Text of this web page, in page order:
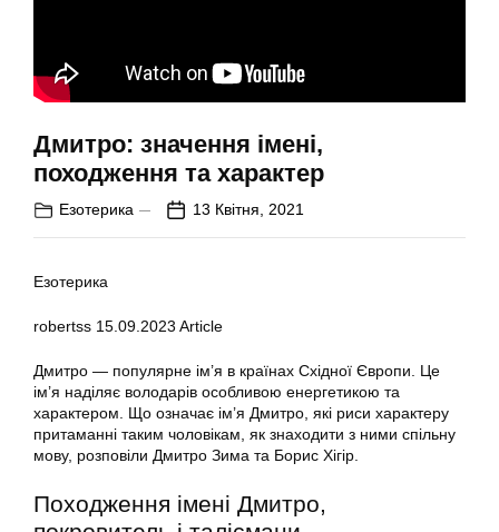
Дмитро: значення імені,
походження та характер
Езотерика 13 Квітня, 2021
Езотерика
robertss 15.09.2023 Article
Дмитро — популярне ім’я в країнах Східної Європи. Це
ім’я наділяє володарів особливою енергетикою та
характером. Що означає ім’я Дмитро, які риси характеру
притаманні таким чоловікам, як знаходити з ними спільну
мову, розповіли Дмитро Зима та Борис Хігір.
Походження імені Дмитро,